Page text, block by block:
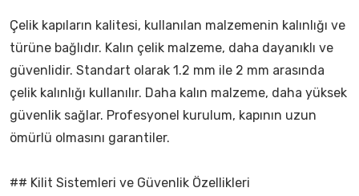
Çelik kapıların kalitesi, kullanılan malzemenin kalınlığı ve
türüne bağlıdır. Kalın çelik malzeme, daha dayanıklı ve
güvenlidir. Standart olarak 1.2 mm ile 2 mm arasında
çelik kalınlığı kullanılır. Daha kalın malzeme, daha yüksek
güvenlik sağlar. Profesyonel kurulum, kapının uzun
ömürlü olmasını garantiler.
## Kilit Sistemleri ve Güvenlik Özellikleri